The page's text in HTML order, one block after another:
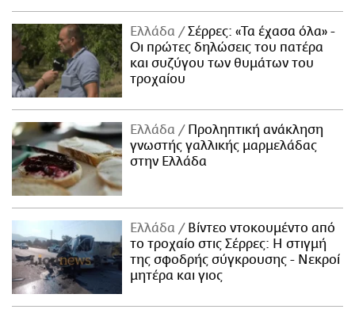
Ελλάδα
Σέρρες: «Τα έχασα όλα» -
Οι πρώτες δηλώσεις του πατέρα
και συζύγου των θυμάτων του
τροχαίου
Ελλάδα
Προληπτική ανάκληση
γνωστής γαλλικής μαρμελάδας
στην Ελλάδα
Ελλάδα
Βίντεο ντοκουμέντο από
το τροχαίο στις Σέρρες: Η στιγμή
της σφοδρής σύγκρουσης - Νεκροί
μητέρα και γιος